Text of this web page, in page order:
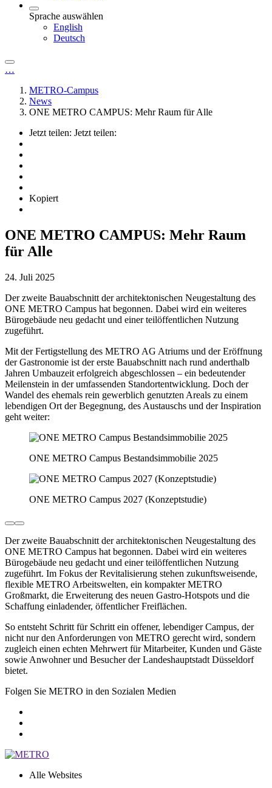
Sprache auswählen
English
Deutsch
…
METRO-Campus
News
ONE METRO CAMPUS: Mehr Raum für Alle
Jetzt teilen: Jetzt teilen:
Kopiert
ONE METRO CAMPUS: Mehr Raum
für Alle
24. Juli 2025
Der zweite Bauabschnitt der architektonischen Neugestaltung des
ONE METRO Campus hat begonnen. Dabei wird ein weiteres
Bürogebäude neu gedacht und einer teilöffentlichen Nutzung
zugeführt.
Mit der Fertigstellung des METRO AG Atriums und der Eröffnung
der Gastronomie ist der erste Bauabschnitt nach rund anderthalb
Jahren Umbauzeit erfolgreich abgeschlossen – ein bedeutender
Meilenstein in der umfassenden Standort­entwicklung. Doch der
Wandel des ehemals rein gewerblich genutzten Areals zu einem
lebendigen Ort der Begegnung, des Austauschs und der Inspiration
geht weiter:
ONE METRO Campus Bestandsimmobilie 2025
ONE METRO Campus 2027 (Konzeptstudie)
Der zweite Bauabschnitt der architek­tonischen Neugestaltung des
ONE METRO Campus hat begonnen. Dabei wird ein weiteres
Bürogebäude neu gedacht und einer teilöffentlichen Nutzung
zugeführt. Im Fokus der Revitalisierung stehen zukunfts­weisende,
flexible METRO Arbeitswelten, ein kompakter METRO
Großmarkt, die Erweiterung des neuen Gastro-Hotspots und die
Schaffung einladender, öffentlicher Freiflächen.
So entsteht Schritt für Schritt ein offener, lebendiger Campus, der
nicht nur den Anforderungen von METRO gerecht wird, sondern
zugleich einen echten Mehrwert für Mitarbeiter, Kunden und Gäste
sowie Anwohner und Besucher der Landes­hauptstadt Düsseldorf
bietet.
Folgen Sie METRO in den Sozialen Medien
Alle Websites